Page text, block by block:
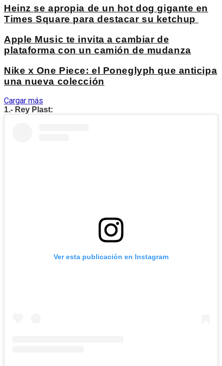
Heinz se apropia de un hot dog gigante en
Times Square para destacar su ketchup
Apple Music te invita a cambiar de
plataforma con un camión de mudanza
Nike x One Piece: el Poneglyph que anticipa
una nueva colección
Cargar más
1.- Rey Plast:
Ver esta publicación en Instagram